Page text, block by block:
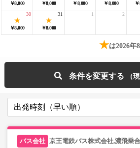
￥8,000 ￥8,000 ￥8,000 ￥8,000
￥8,000
30
￥8,000
31 1 2
★は2026年
条件を変更する
京王電鉄バス株式会社,濃飛乗